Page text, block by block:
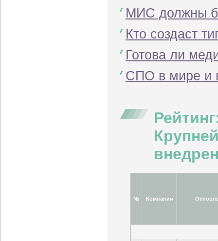
МИС должны
Кто создаст
Готова ли
СПО в мире и
№ Компания